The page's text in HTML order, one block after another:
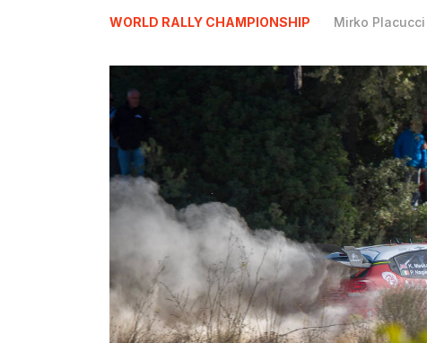
WORLD RALLY CHAMPIONSHIP Mirko Placucci